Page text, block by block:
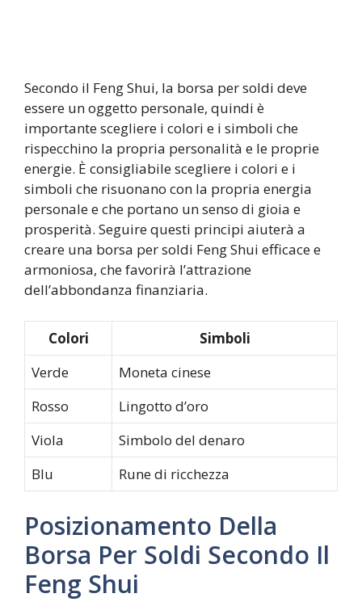
Secondo il Feng Shui, la borsa per soldi deve
essere un oggetto personale, quindi è
importante scegliere i colori e i simboli che
rispecchino la propria personalità e le proprie
energie. È consigliabile scegliere i colori e i
simboli che risuonano con la propria energia
personale e che portano un senso di gioia e
prosperità. Seguire questi principi aiuterà a
creare una borsa per soldi Feng Shui efficace e
armoniosa, che favorirà l’attrazione
dell’abbondanza finanziaria.
Colori
Simboli
Verde
Moneta cinese
Rosso
Lingotto d’oro
Viola
Simbolo del denaro
Blu
Rune di ricchezza
Posizionamento Della
Borsa Per Soldi Secondo Il
Feng Shui